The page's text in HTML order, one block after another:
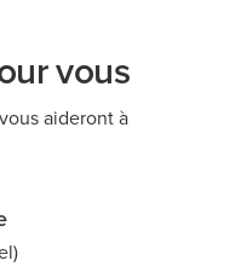
vous
aideront à